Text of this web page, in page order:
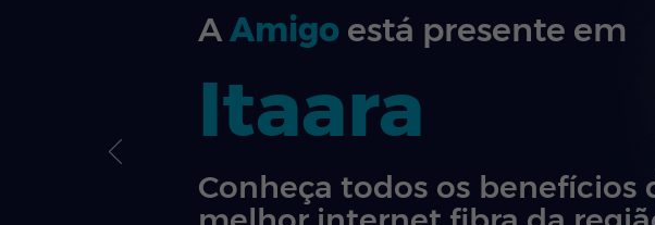
Itaara
Conheça todos os benefícios
AAmigo está presente em